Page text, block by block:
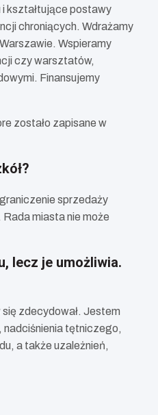
i kształtujące postawy
chroniących. Wdrażamy
Wspieramy
czy warsztatów,
Finansujemy
zostało zapisane w
sprzedaży
miasta nie może
lecz je umożliwia.
zdecydował. Jestem
nadciśnienia tętniczego,
a także uzależnień,